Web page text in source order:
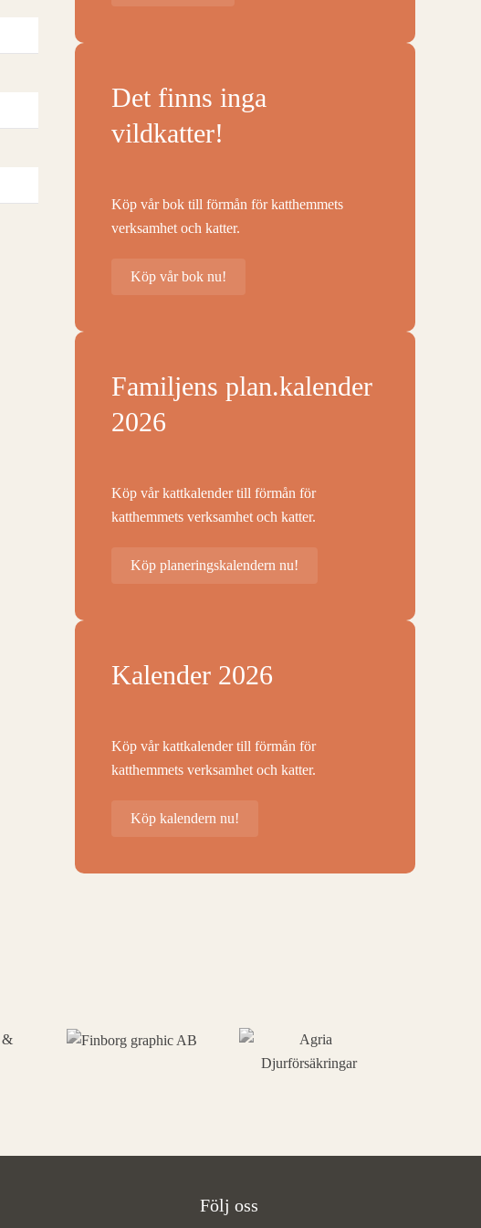
Det finns inga
vildkatter!
Köp vår bok till förmån för katthemmets
verksamhet och katter.
Köp vår bok nu!
Familjens plan.kalender
2026
Köp vår kattkalender till förmån för
katthemmets verksamhet och katter.
Köp planeringskalendern nu!
Kalender 2026
Köp vår kattkalender till förmån för
katthemmets verksamhet och katter.
Köp kalendern nu!
Följ oss